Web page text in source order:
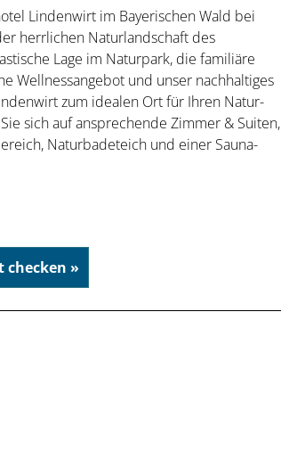
Lindenwirt im Bayerischen Wald bei
herrlichen Naturlandschaft des
Lage im Naturpark, die familiäre
Wellnessangebot und unser nachhaltiges
zum idealen Ort für Ihren Natur-
sich auf ansprechende Zimmer & Suiten,
Naturbadeteich und einer Sauna-
checken »